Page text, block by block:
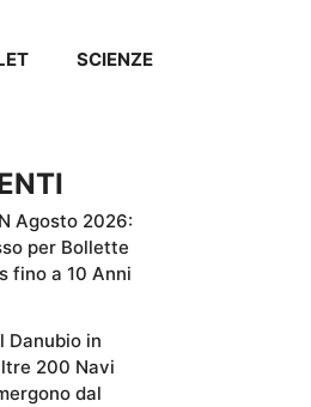
SCIENZE
Agosto 2026:
per Bollette
fino a 10 Anni
Danubio in
200 Navi
dal